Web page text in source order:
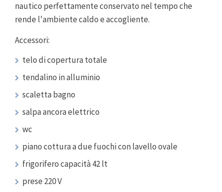
nautico perfettamente conservato nel tempo che
rende l'ambiente caldo e accogliente.
Accessori:
telo di copertura totale
tendalino in alluminio
scaletta bagno
salpa ancora elettrico
wc
piano cottura a due fuochi con lavello ovale
frigorifero capacità 42 lt
prese 220 V